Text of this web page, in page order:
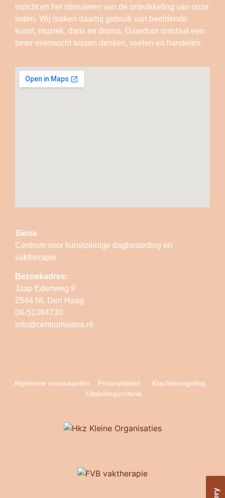
inzicht en het stimuleren van de ontwikkeling van onze
leden. Wij maken daarbij gebruik van beeldende
kunst, muziek, dans en drama. Daardoor ontstaat een
beter evenwicht tussen denken, voelen en handelen.
Siena
Centrum voor kunstzinnige dagbesteding en
vaktherapie
Bezoekadres:
Jaap Edenweg 9
2544 NL Den Haag
06-51384730
info@centrumsiena.nl
Algemene voorwaarden Privacybeleid
Klachtenregeling
Uitsluitingscriteria